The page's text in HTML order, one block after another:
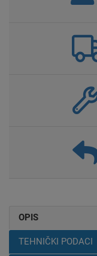
OPIS
TEHNIČKI PODACI